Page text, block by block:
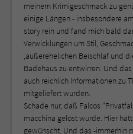
meinem Krimigeschmack zu
einige Längen - insbesondere
story rein und fand mich bald
Verwicklungen um Stil,
,außerehelichen Beischlaf und
Badehaus zu entwirren. Und
auch reichlich Informationen zu
mitgeliefert wurden.
Schade nur, daß Falcos
macchina gelöst wurde. Hier
gewünscht. Und das -immerhin